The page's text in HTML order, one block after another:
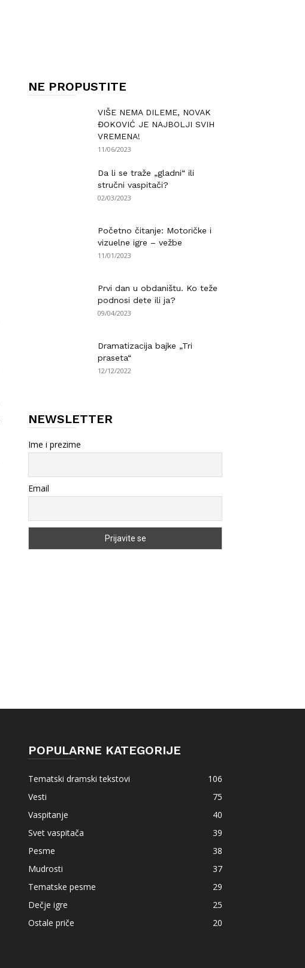
NE PROPUSTITE
VIŠE NEMA DILEME, NOVAK
ĐOKOVIĆ JE NAJBOLJI SVIH
VREMENA!
11/06/2023
Da li se traže „gladni“ ili
stručni vaspitači?
02/03/2023
Početno čitanje: Motoričke i
vizuelne igre – vežbe
11/01/2023
Prvi dan u obdaništu. Ko teže
podnosi dete ili ja?
09/04/2023
Dramatizacija bajke „Tri
praseta“
12/12/2022
NEWSLETTER
Ime i prezime
Email
POPULARNE KATEGORIJE
Tematski dramski tekstovi
106
Vesti
75
Vaspitanje
40
Svet vaspitača
39
Pesme
38
Mudrosti
37
Tematske pesme
29
Dečje igre
25
Ostale priče
20